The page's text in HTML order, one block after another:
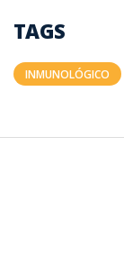
TAGS
INMUNOLÓGICO